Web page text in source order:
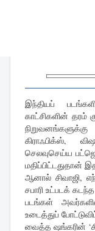
இந்தியப்
காட்சிகளின் தரம்
கிராஃபிக்ஸ்,
செலவுசெய்ய
மதிப்பிட்டதுதான்
ஆனால் சிவாஜி,
சபாரி உட்படக்
படங்கள்
உடைத்துப்
வைத்த ஷங்கரின்